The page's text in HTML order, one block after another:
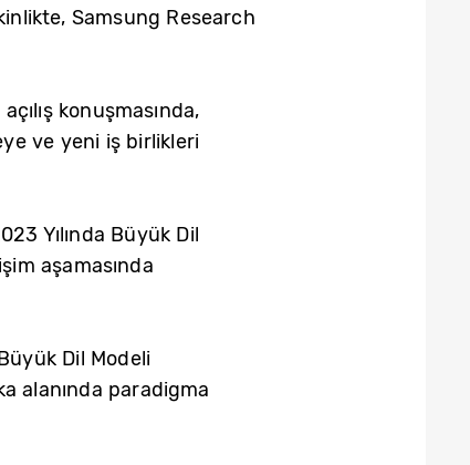
Samsung Research
konuşmasında,
ve yeni iş birlikleri
Yılında Büyük Dil
aşamasında
Dil Modeli
alanında paradigma